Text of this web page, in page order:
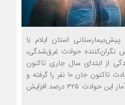
استان ایلام با
نگران‌کننده حوادث غرق‌شدگی،
غرق‌شدگی از ابتدای سال جاری تاکنون
خبر داد و گفت: این حوادث تاکنون جان ۱۰ نفر را گرفته و
به نسبت سال گذشته آمار این حوادث ۳۲۵ درصد افزایش